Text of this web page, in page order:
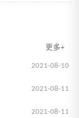
更多+
2021-08-10
2021-08-11
2021-08-11